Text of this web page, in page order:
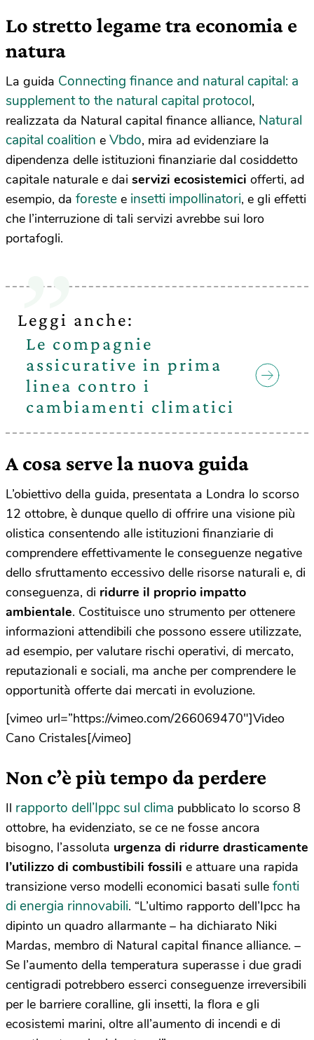
Lo stretto legame tra economia e
natura
La guida Connecting finance and natural capital: a
supplement to the natural capital protocol,
realizzata da Natural capital finance alliance, Natural
capital coalition e Vbdo, mira ad evidenziare la
dipendenza delle istituzioni finanziarie dal cosiddetto
capitale naturale e dai servizi ecosistemici offerti, ad
esempio, da foreste e insetti impollinatori, e gli effetti
che l’interruzione di tali servizi avrebbe sui loro
portafogli.
Leggi anche:
Le compagnie
assicurative in prima
linea contro i
cambiamenti climatici
A cosa serve la nuova guida
L’obiettivo della guida, presentata a Londra lo scorso
12 ottobre, è dunque quello di offrire una visione più
olistica consentendo alle istituzioni finanziarie di
comprendere effettivamente le conseguenze negative
dello sfruttamento eccessivo delle risorse naturali e, di
conseguenza, di ridurre il proprio impatto
ambientale. Costituisce uno strumento per ottenere
informazioni attendibili che possono essere utilizzate,
ad esempio, per valutare rischi operativi, di mercato,
reputazionali e sociali, ma anche per comprendere le
opportunità offerte dai mercati in evoluzione.
[vimeo url=”https://vimeo.com/266069470″]Video
Cano Cristales[/vimeo]
Non c’è più tempo da perdere
Il rapporto dell’Ippc sul clima pubblicato lo scorso 8
ottobre, ha evidenziato, se ce ne fosse ancora
bisogno, l’assoluta urgenza di ridurre drasticamente
l’utilizzo di combustibili fossili e attuare una rapida
transizione verso modelli economici basati sulle fonti
di energia rinnovabili. “L’ultimo rapporto dell’Ipcc ha
dipinto un quadro allarmante – ha dichiarato Niki
Mardas, membro di Natural capital finance alliance. –
Se l’aumento della temperatura superasse i due gradi
centigradi potrebbero esserci conseguenze irreversibili
per le barriere coralline, gli insetti, la flora e gli
ecosistemi marini, oltre all’aumento di incendi e di